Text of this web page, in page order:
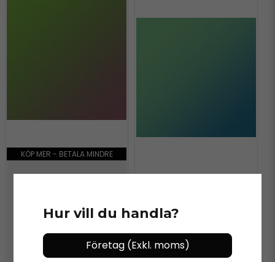
KÖP MER - BETALA MINDRE
AVOCADO
ORACAL 970MRA - 318
AQUAMARINE
Hur vill du handla?
Företag (Exkl. moms)